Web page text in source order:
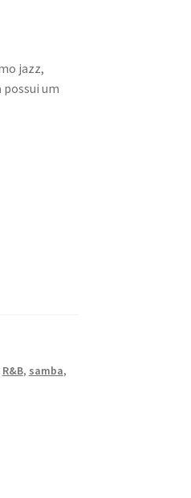
jazz,
possui um
R&B, samba,